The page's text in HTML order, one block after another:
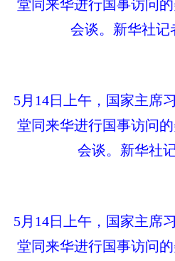
堂同来华进行国事访问
会谈。新华社记
5月14日上午，国家主席
堂同来华进行国事访问
会谈。新华社
5月14日上午，国家主席
堂同来华进行国事访问